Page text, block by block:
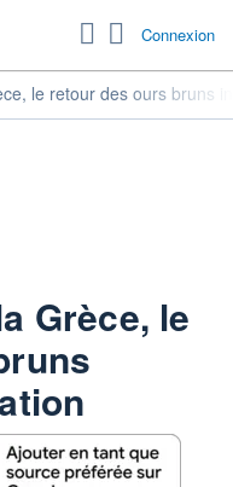
Connexion
le retour des ours bruns
Grèce, le